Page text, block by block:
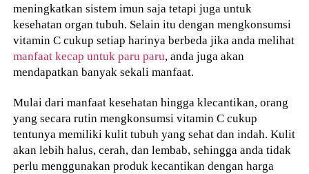
meningkatkan sistem imun saja tetapi juga untuk
kesehatan organ tubuh. Selain itu dengan mengkonsumsi
vitamin C cukup setiap harinya berbeda jika anda melihat
manfaat kecap untuk paru paru, anda juga akan
mendapatkan banyak sekali manfaat.
Mulai dari manfaat kesehatan hingga klecantikan, orang
yang secara rutin mengkonsumsi vitamin C cukup
tentunya memiliki kulit tubuh yang sehat dan indah. Kulit
akan lebih halus, cerah, dan lembab, sehingga anda tidak
perlu menggunakan produk kecantikan dengan harga